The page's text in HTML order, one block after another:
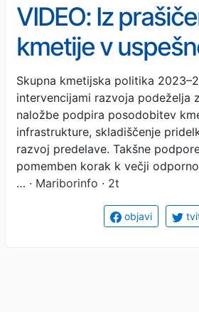
VIDEO: Iz
kmetije v
ekološko
osvajajo kupce
Sloveniji
Skupna kmetijska politika
intervencijami razvoja podeželja
naložbe podpira posodobitev
infrastrukture, skladiščenje
razvoj predelave. Takšne
pomemben korak k večji
… · Mariborinfo · 2t
objavi